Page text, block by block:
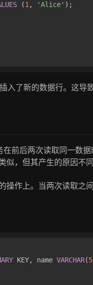
(1, 'Alice'
入了新的数据行。这导
前后两次读取同一数
，但其产生的原因不同
操作上。当两次读取之
KEY, name VARCHAR(